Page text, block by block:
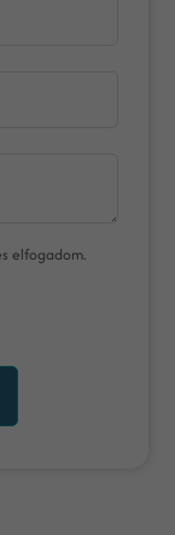
elfogadom.